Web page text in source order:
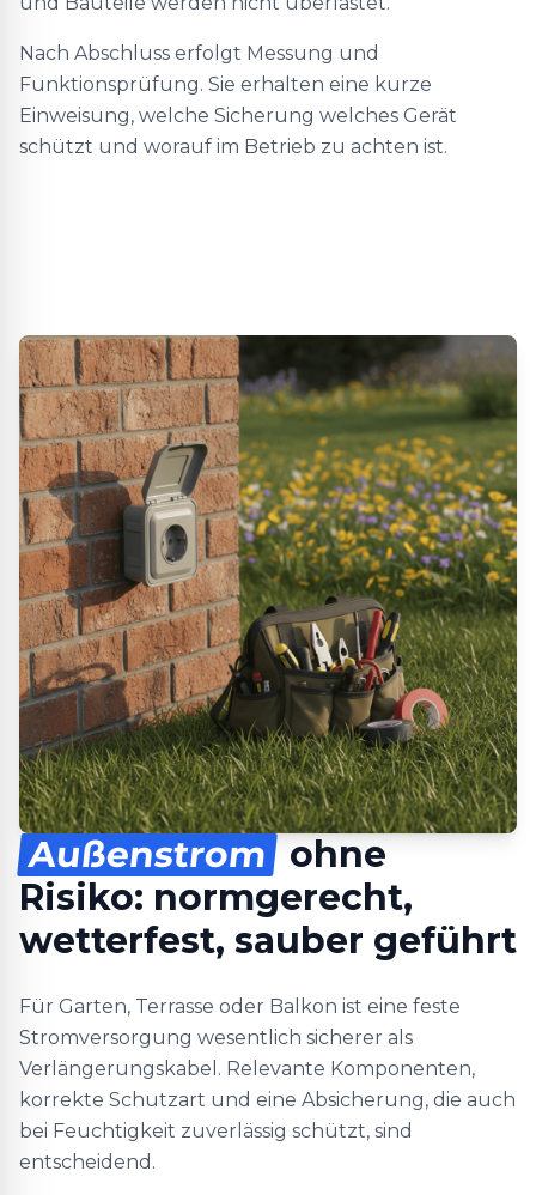
Nach Abschluss erfolgt Messung und
Funktionsprüfung. Sie erhalten eine kurze
Einweisung, welche Sicherung welches Gerät
schützt und worauf im Betrieb zu achten ist.
Außenstrom ohne
Risiko: normgerecht,
wetterfest, sauber geführt
Für Garten, Terrasse oder Balkon ist eine feste
Stromversorgung wesentlich sicherer als
Verlängerungskabel. Relevante Komponenten,
korrekte Schutzart und eine Absicherung, die auch
bei Feuchtigkeit zuverlässig schützt, sind
entscheidend.